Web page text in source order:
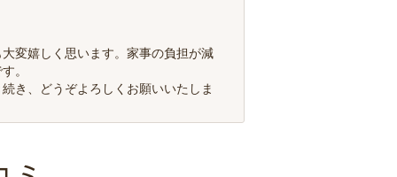
変嬉しく思います。家事の負担が減
。
き、どうぞよろしくお願いいたしま